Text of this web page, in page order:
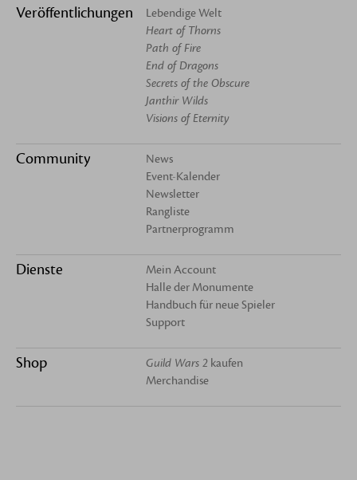
Veröffentlichungen
Lebendige Welt
Heart of Thorns
Path of Fire
End of Dragons
Secrets of the Obscure
Janthir Wilds
Visions of Eternity
Community
News
Event-Kalender
Newsletter
Rangliste
Partnerprogramm
Dienste
Mein Account
Halle der Monumente
Handbuch für neue Spieler
Support
Shop Guild Wars 2 kaufen
Merchandise